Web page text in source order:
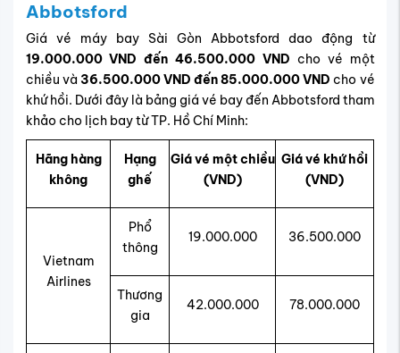
Abbotsford
Giá vé máy bay Sài Gòn Abbotsford dao động từ
19.000.000 VND đến 46.500.000 VND cho vé một
chiều và 36.500.000 VND đến 85.000.000 VND cho vé
khứ hồi. Dưới đây là bảng giá vé bay đến Abbotsford tham
khảo cho lịch bay từ TP. Hồ Chí Minh:
Hãng hàng
không
Hạng
ghế
Giá vé một chiều
(VND)
Giá vé khứ hồi
(VND)
Vietnam
Airlines
Phổ
thông
19.000.000 36.500.000
Thương
gia
42.000.000 78.000.000